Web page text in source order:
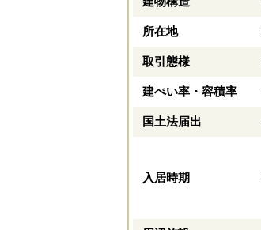
所在地
取引態様
建ぺい率・容積率
国土法届出
入居時期